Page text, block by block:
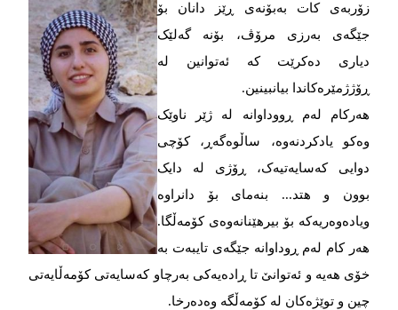
زۆربەی کات بەبۆنەی ڕێز دانان بۆ
جێگەی بەرزی مرۆڤ، بۆنە گەلێک
دیاری دەکرێت کە ئەتوانین لە
ڕۆژژمێرەکاندا بیانبینین.
هەرکام لەم ڕووداوانە لە ژێر ناوێک
وەکو یادکردنەوە، ساڵوەگەڕ، کۆچی
دوایی کەسایەتیەک، ڕۆژی لە دایک
بوون و هتد... بنەمای بۆ دانراوە
ویادەوەریەکە بۆ بیرهێنانەوەی کۆمەڵگا.
هەر کام لەم ڕوداوانە جێگەی تایبەت بە
خۆی هەیە و ئەتوانێ تا ڕادەیەکی بەرچاو کەسایەتی کۆمەڵایەتی
چین و توێژەکان لە کۆمەڵگە وەدەرخا.